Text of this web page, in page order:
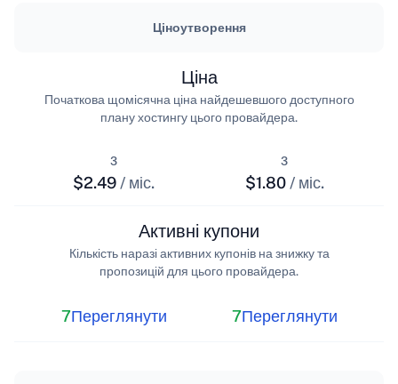
Ціноутворення
з
$2.49 / міс.
Ціна
Початкова щомісячна ціна найдешевшого доступного
плану хостингу цього провайдера.
з
$1.80 / міс.
7Переглянути
Активні купони
Кількість наразі активних купонів на знижку та
пропозицій для цього провайдера.
7Переглянути